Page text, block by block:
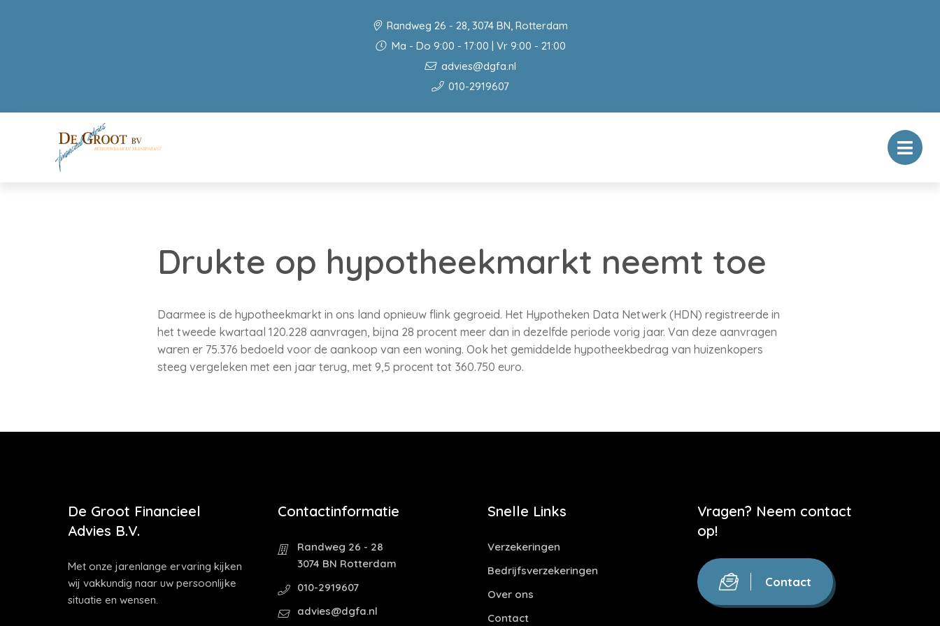
Randweg 26 - 28, 3074 BN, Rotterdam
Ma - Do 9:00 - 17:00 | Vr 9:00 - 21:00
advies@dgfa.nl
010-2919607
Drukte op hypotheekmarkt neemt toe
Daarmee is de hypotheekmarkt in ons land opnieuw flink gegroeid. Het Hypotheken Data Netwerk (HDN) registreerde in
het tweede kwartaal 120.228 aanvragen, bijna 28 procent meer dan in dezelfde periode vorig jaar. Van deze aanvragen
waren er 75.376 bedoeld voor de aankoop van een woning. Ook het gemiddelde hypotheekbedrag van huizenkopers
steeg vergeleken met een jaar terug, met 9,5 procent tot 360.750 euro.
De Groot Financieel
Advies B.V.
Met onze jarenlange ervaring kijken
wij vakkundig naar uw persoonlijke
situatie en wensen.
Contactinformatie
Randweg 26 - 28
3074 BN Rotterdam
010-2919607
advies@dgfa.nl
Snelle Links
Verzekeringen
Bedrijfsverzekeringen
Over ons
Contact
Vragen? Neem contact
op!
Contact